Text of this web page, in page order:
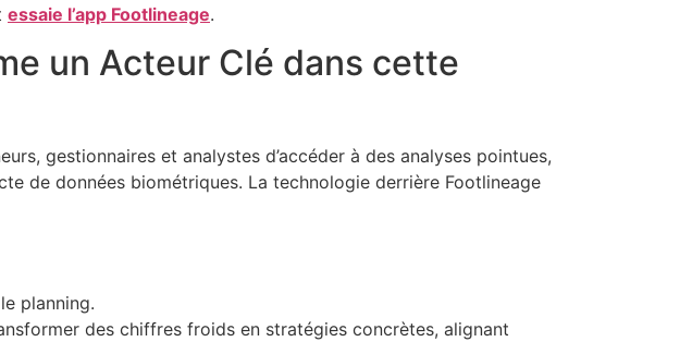
essaie l’app Footlineage.
un Acteur Clé dans cette
gestionnaires et analystes d’accéder à des analyses pointues,
de données biométriques. La technologie derrière Footlineage
planning.
des chiffres froids en stratégies concrètes, alignant